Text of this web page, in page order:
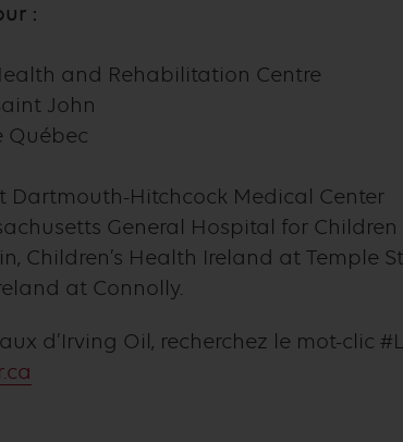
:
and Rehabilitation Centre
John
Québec
Hitchcock Medical Center
General Hospital for Children
Health Ireland at Temple
at Connolly.
d’Irving Oil, recherchez le mot-clic